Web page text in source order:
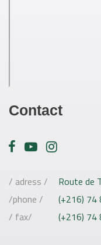
Contact
/ adress /
Route de
/phone /
(+216) 74
/ fax/
(+216) 74